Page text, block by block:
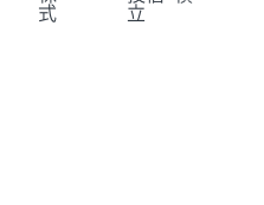
式
立